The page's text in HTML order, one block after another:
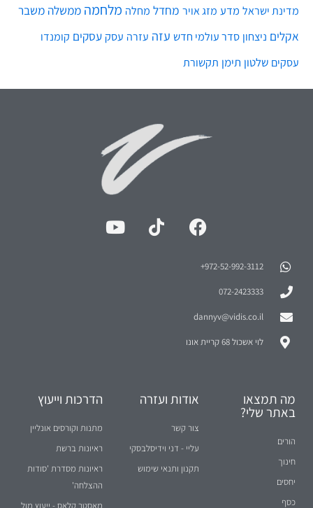
מדינת ישראל מדע מזג אויר מחדל מחלה מלחמה ממשלה משבר
אקלים ניצחון סדר עולמי חדש עזה עזרה עסק עסקים קומנדו
עסקים שלטון תימן תקשורת
972-52-992-3112⁩+
072-2423333
dannyv@vidis.co.il
לוי אשכול 68 קריית אונו
מה תמצאו
באתר שלי?
הורים
חינוך
יחסים
כסף
אודות ועזרה
צור קשר
עליי - דני וידיסלבסקי
תקנון ותנאי שימוש
הדרכות וייעוץ
מתנות וקורסים אונליין
ראיונות ברשת
ראיונות מסדרת 'סודות
ההצלחה'